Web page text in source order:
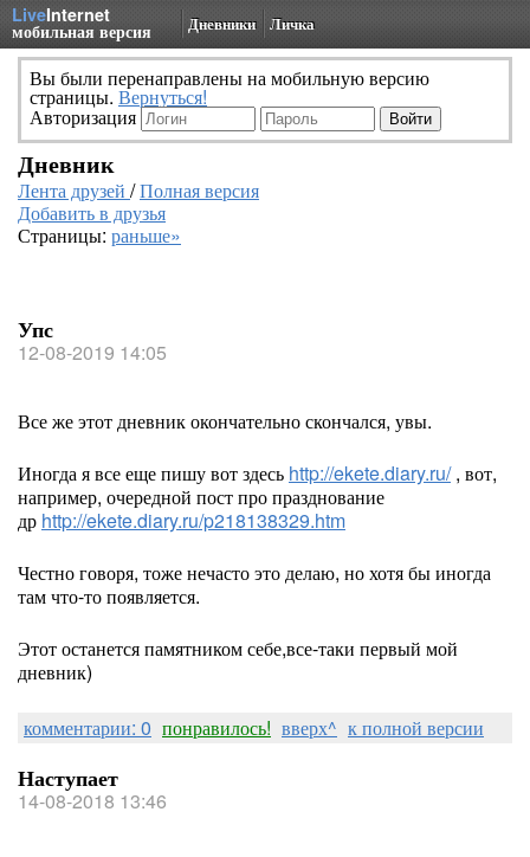
LiveInternet
мобильная версия Дневники Личка
Вы были перенаправлены на мобильную версию
страницы. Вернуться!
Авторизация
Дневник
Лента друзей /Полная версия
Добавить в друзья
Страницы: раньше»
Упс
12-08-2019 14:05
Все же этот дневник окончательно скончался, увы.
Иногда я все еще пишу вот здесь http://ekete.diary.ru/, вот,
например, очередной пост про празднование
др http://ekete.diary.ru/p218138329.htm
Честно говоря, тоже нечасто это делаю, но хотя бы иногда
там что-то появляется.
Этот останется памятником себе,все-таки первый мой
дневник)
комментарии: 0 понравилось! вверх^ к полной версии
Наступает
14-08-2018 13:46